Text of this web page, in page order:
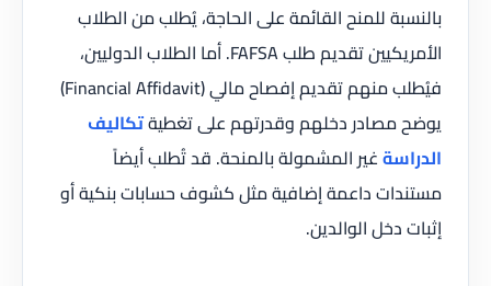
بالنسبة للمنح القائمة على الحاجة، يُطلب من الطلاب
الأمريكيين تقديم طلب FAFSA. أما الطلاب الدوليين،
فيُطلب منهم تقديم إفصاح مالي (Financial Affidavit)
يوضح مصادر دخلهم وقدرتهم على تغطيةتكاليف
الدراسةغير المشمولة بالمنحة. قد تُطلب أيضاً
مستندات داعمة إضافية مثل كشوف حسابات بنكية أو
إثبات دخل الوالدين.